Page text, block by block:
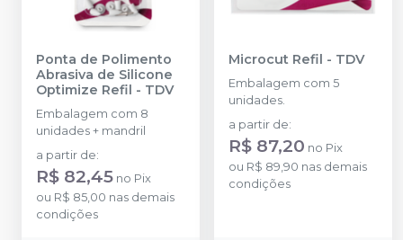
Ponta de Polimento
Abrasiva de Silicone
Optimize Refil - TDV
Embalagem com 8
unidades + mandril
a partir de:
R$ 82,45 no Pix
ou R$ 85,00 nas demais
condições
Microcut Refil - TDV
Embalagem com 5
unidades.
a partir de:
R$ 87,20 no Pix
ou R$ 89,90 nas demais
condições